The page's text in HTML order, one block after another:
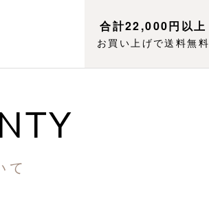
合計22,000円以上
お買い上げで送料無料
て